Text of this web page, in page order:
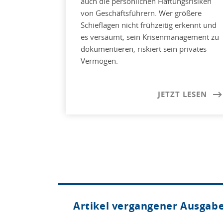
von Geschäftsführern. Wer größere
Schieflagen nicht frühzeitig erkennt und
es versäumt, sein Krisenmanagement zu
dokumentieren, riskiert sein privates
Vermögen.
JETZT LESEN
Artikel vergangener